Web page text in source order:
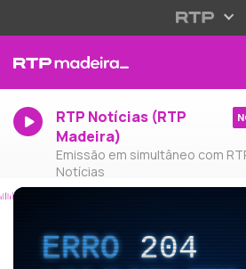
RTP Notícias (RTP
Madeira)
Emissão em simultâneo com
Notícias
ERRO204